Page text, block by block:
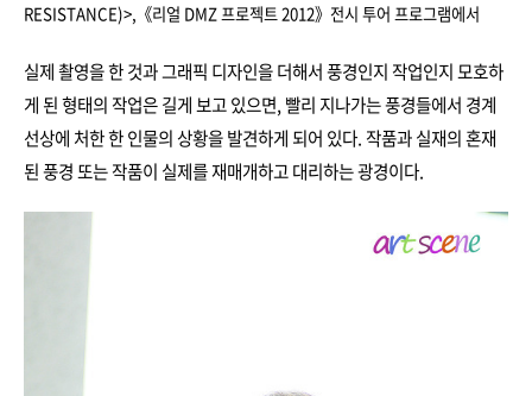
RESISTANCE)>, 《리얼 DMZ 프로젝트 2012》전시 투어 프로그램에서
실제 촬영을 한 것과 그래픽 디자인을 더해서 풍경인지 작업인지 모호하
게 된 형태의 작업은 길게 보고 있으면, 빨리 지나가는 풍경들에서 경계
선상에 처한 한 인물의 상황을 발견하게 되어 있다. 작품과 실재의 혼재
된 풍경 또는 작품이 실제를 재매개하고 대리하는 광경이다.